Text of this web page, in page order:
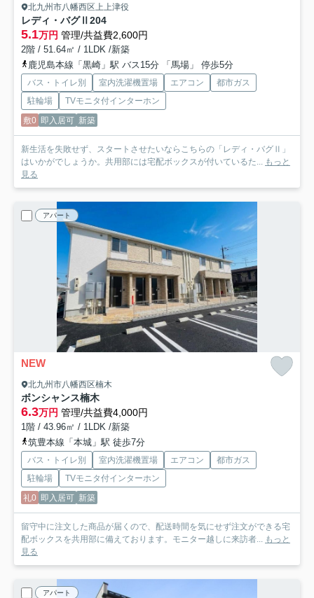
北九州市八幡西区上上津役
レディ・バグⅡ 204
5.1万円 管理/共益費2,600円
2階 / 51.64㎡ / 1LDK /新築
鹿児島本線「黒崎」駅 バス15分 「馬場」 停歩5分
バス・トイレ別 室内洗濯機置場 エアコン
都市ガス
駐輪場
TVモニタ付インターホン
敷0 即入居可 新築
新生活を失敗せず、スタートさせたいならこちらの「レディ・バグⅡ」
はいかがでしょうか。共用部には宅配ボックスが付いているた...
もっと
見る
アパート
NEW
北九州市八幡西区楠木
ボンシャンス楠木
6.3万円 管理/共益費4,000円
1階 / 43.96㎡ / 1LDK /新築
筑豊本線「本城」駅 徒歩7分
バス・トイレ別 室内洗濯機置場 エアコン
都市ガス
駐輪場
TVモニタ付インターホン
礼0 即入居可 新築
留守中に注文した商品が届くので、配送時間を気にせず注文ができる宅
配ボックスを共用部に備えております。モニター越しに来訪者...
もっと
見る
アパート